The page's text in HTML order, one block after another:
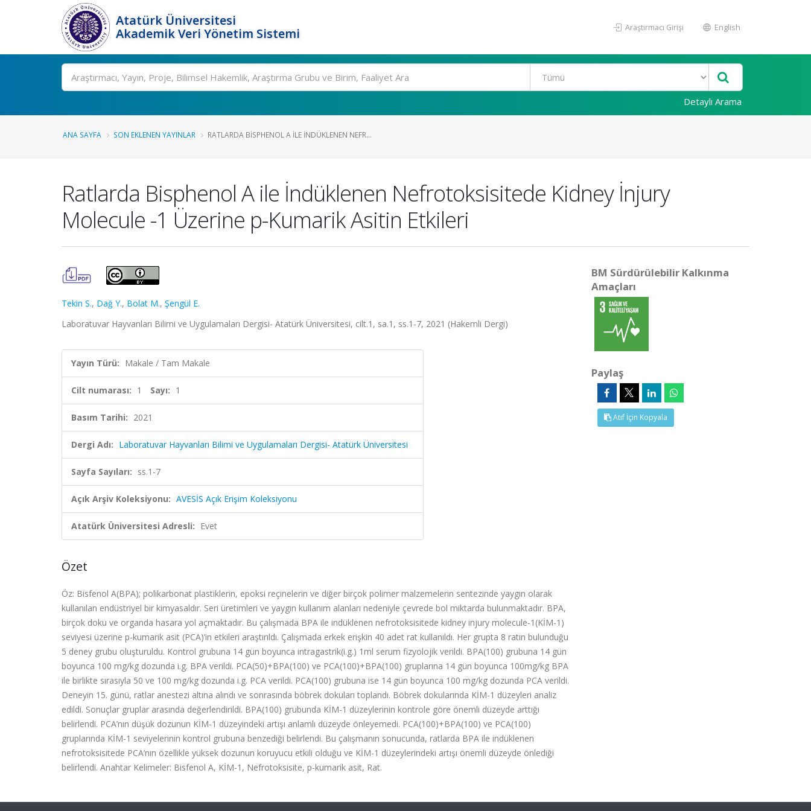
Atatürk Üniversitesi
Akademik Veri Yönetim Sistemi
Araştırmacı Girişi English
Ara
Detaylı Arama
ANA SAYFA SON EKLENEN YAYINLAR RATLARDA BISPHENOL A ILE İNDÜKLENEN NEFR...
Ratlarda Bisphenol A ile İndüklenen Nefrotoksisitede Kidney İnjury
Molecule -1 Üzerine p-Kumarik Asitin Etkileri
Tekin S., Dağ Y., Bolat M., Şengül E.
Laboratuvar Hayvanları Bilimi ve Uygulamaları Dergisi- Atatürk Üniversitesi, cilt.1, sa.1, ss.1-7, 2021 (Hakemli Dergi)
Yayın Türü: Makale / Tam Makale
Cilt numarası: 1 Sayı: 1
Basım Tarihi: 2021
Dergi Adı: Laboratuvar Hayvanları Bilimi ve Uygulamaları Dergisi- Atatürk Üniversitesi
Sayfa Sayıları: ss.1-7
Açık Arşiv Koleksiyonu: AVESİS Açık Erişim Koleksiyonu
Atatürk Üniversitesi Adresli: Evet
Özet
Öz: Bisfenol A(BPA); polikarbonat plastiklerin, epoksi reçinelerin ve diğer birçok polimer malzemelerin sentezinde yaygın olarak
kullanılan endüstriyel bir kimyasaldır. Seri üretimleri ve yaygın kullanım alanları nedeniyle çevrede bol miktarda bulunmaktadır. BPA,
birçok doku ve organda hasara yol açmaktadır. Bu çalışmada BPA ile indüklenen nefrotoksisitede kidney injury molecule-1(KİM-1)
seviyesi üzerine p-kumarik asit (PCA)’in etkileri araştırıldı. Çalışmada erkek erişkin 40 adet rat kullanıldı. Her grupta 8 ratın bulunduğu
5 deney grubu oluşturuldu. Kontrol grubuna 14 gün boyunca intragastrik(i.g.) 1ml serum fizyolojik verildi. BPA(100) grubuna 14 gün
boyunca 100 mg/kg dozunda i.g. BPA verildi. PCA(50)+BPA(100) ve PCA(100)+BPA(100) gruplarına 14 gün boyunca 100mg/kg BPA
ile birlikte sırasıyla 50 ve 100 mg/kg dozunda i.g. PCA verildi. PCA(100) grubuna ise 14 gün boyunca 100 mg/kg dozunda PCA verildi.
Deneyin 15. günü, ratlar anestezi altına alındı ve sonrasında böbrek dokuları toplandı. Böbrek dokularında KİM-1 düzeyleri analiz
edildi. Sonuçlar gruplar arasında değerlendirildi. BPA(100) grubunda KİM-1 düzeylerinin kontrole göre önemli düzeyde arttığı
belirlendi. PCA’nın düşük dozunun KİM-1 düzeyindeki artışı anlamlı düzeyde önleyemedi. PCA(100)+BPA(100) ve PCA(100)
gruplarında KİM-1 seviyelerinin kontrol grubuna benzediği belirlendi. Bu çalışmanın sonucunda, ratlarda BPA ile indüklenen
nefrotoksisitede PCA’nın özellikle yüksek dozunun koruyucu etkili olduğu ve KİM-1 düzeylerindeki artışı önemli düzeyde önlediği
belirlendi. Anahtar Kelimeler: Bisfenol A, KİM-1, Nefrotoksisite, p-kumarik asit, Rat.
BM Sürdürülebilir Kalkınma
Amaçları
Paylaş
Atıf İçin Kopyala